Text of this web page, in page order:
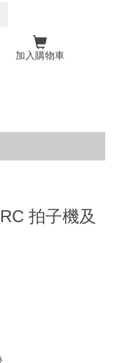
加入購物車
拍子機及